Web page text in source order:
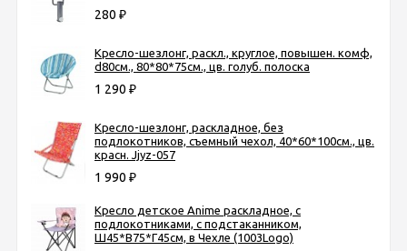
280 ₽
Кресло-шезлонг, раскл., круглое, повышен. комф,
d80см., 80*80*75см., цв. голуб. полоска
1 290 ₽
Кресло-шезлонг, раскладное, без
подлокотников, съемный чехол, 40*60*100см., цв.
красн. Jjyz-057
1 990 ₽
Кресло детское Anime раскладное, с
подлокотниками, с подстаканником,
Ш45*В75*Г45см, в Чехле (1003Logo)